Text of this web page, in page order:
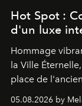
Hot Spot :
d'un luxe
Hommage
la Ville
place de
de vivre
05.08.2026 by